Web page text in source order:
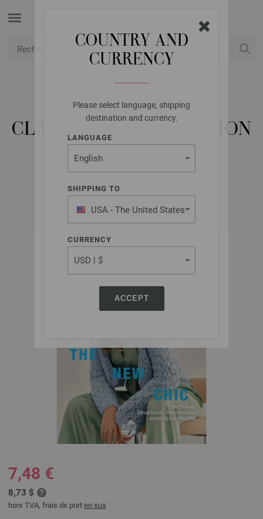
COUNTRY AND
CURRENCY
Please select language, shipping
destination and currency.
LANGUAGE
SHIPPING TO
USA - The United States
of America
CURRENCY
ACCEPT
LANA GROSSA
CLASSICI NO. 26 - ÉDITION
ALLEMANDE
Février 2024
7,48 €
8,73 $
hors TVA, frais de port en sus